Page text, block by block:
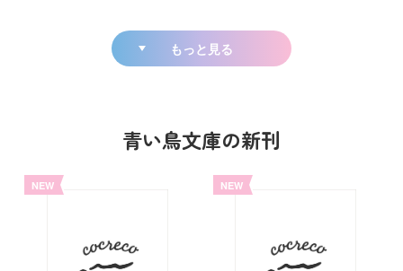
もっと見る
青い鳥文庫の新刊
NEW NEW